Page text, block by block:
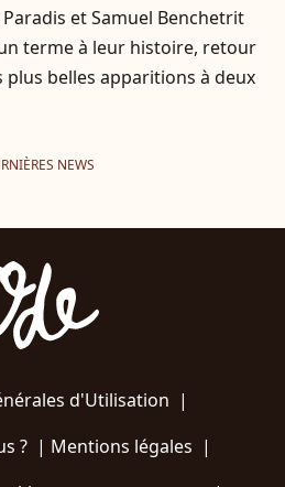
Paradis et Samuel Benchetrit
terme à leur histoire, retour
plus belles apparitions à deux
NEWS
d'Utilisation |
?| Mentions légales |